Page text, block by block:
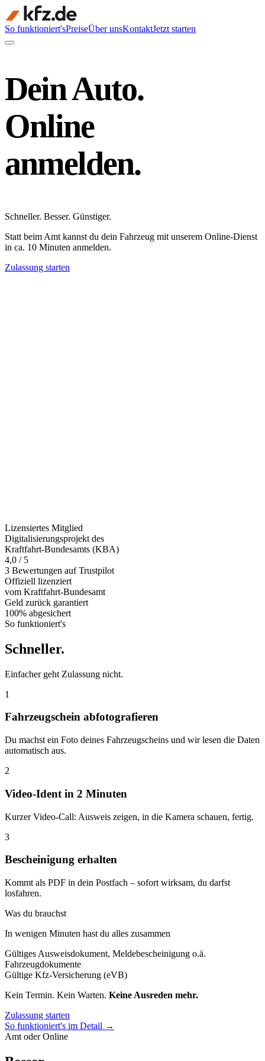
So funktioniert'sPreiseÜber unsKontaktJetzt starten
Dein Auto.
Online
anmelden.
Schneller. Besser. Günstiger.
Statt beim Amt kannst du dein Fahrzeug mit unserem Online-Dienst
in ca. 10 Minuten anmelden.
Zulassung starten
Lizensiertes Mitglied
Digitalisierungsprojekt des
Kraftfahrt-Bundesamts (KBA)
4,0 / 5
3 Bewertungen auf Trustpilot
Offiziell lizenziert
vom Kraftfahrt-Bundesamt
Geld zurück garantiert
100% abgesichert
So funktioniert's
Schneller.
Einfacher geht Zulassung nicht.
1
Fahrzeugschein abfotografieren
Du machst ein Foto deines Fahrzeugscheins und wir lesen die Daten
automatisch aus.
2
Video-Ident in 2 Minuten
Kurzer Video-Call: Ausweis zeigen, in die Kamera schauen, fertig.
3
Bescheinigung erhalten
Kommt als PDF in dein Postfach – sofort wirksam, du darfst
losfahren.
Was du brauchst
In wenigen Minuten hast du alles zusammen
Gültiges Ausweisdokument, Meldebescheinigung o.ä.
Fahrzeugdokumente
Gültige Kfz-Versicherung (eVB)
Kein Termin. Kein Warten. Keine Ausreden mehr.
Zulassung starten
So funktioniert's im Detail →
Amt oder Online